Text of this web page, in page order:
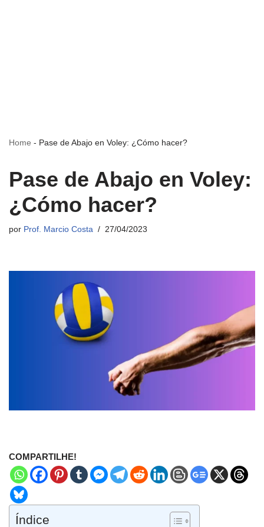
Home - Pase de Abajo en Voley: ¿Cómo hacer?
Pase de Abajo en Voley:
¿Cómo hacer?
por Prof. Marcio Costa 27/04/2023
COMPARTILHE!
Índice